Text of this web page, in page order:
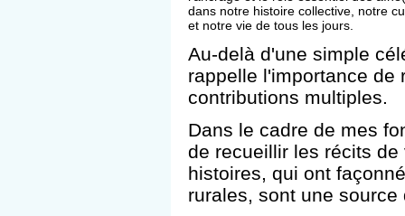
dans notre histoire collective, notre
et notre vie de tous les jours.
Au-delà d'une simple
rappelle l'importance de
contributions multiples.
Dans le cadre de mes
de recueillir les récits
histoires, qui ont
rurales, sont une